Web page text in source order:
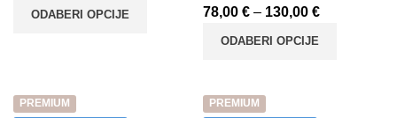
ODABERI OPCIJE
78,00 € – 130,00 €
ODABERI OPCIJE
PREMIUM
PREMIUM